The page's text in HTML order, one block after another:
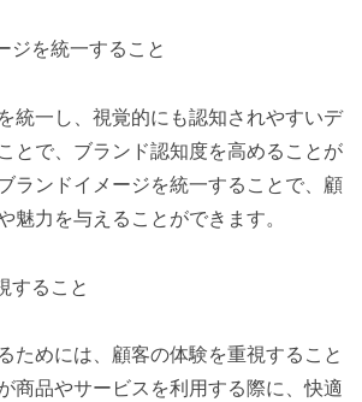
ジを統一すること
統一し、視覚的にも認知されやすいデ
とで、ブランド認知度を高めることが
ランドイメージを統一することで、顧
魅力を与えることができます。
すること
ためには、顧客の体験を重視すること
商品やサービスを利用する際に、快適